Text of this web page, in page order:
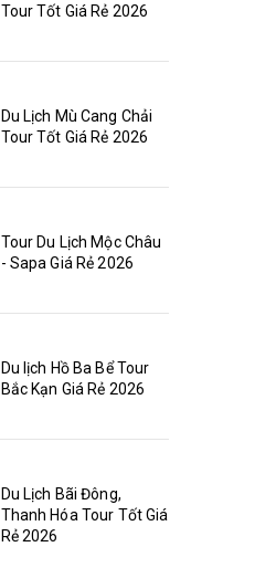
Tour Tốt Giá Rẻ 2026
Du Lịch Mù Cang Chải
Tour Tốt Giá Rẻ 2026
Tour Du Lịch Mộc Châu
- Sapa Giá Rẻ 2026
Du lịch Hồ Ba Bể Tour
Bắc Kạn Giá Rẻ 2026
Du Lịch Bãi Đông,
Thanh Hóa Tour Tốt Giá
Rẻ 2026